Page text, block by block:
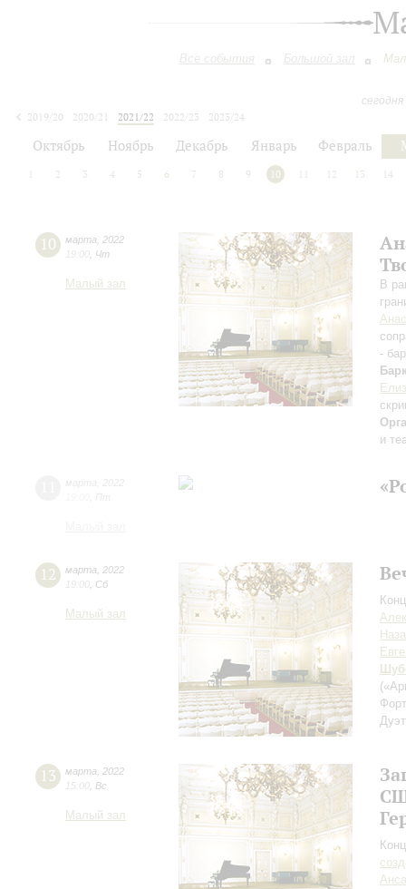
Все события Большой зал
2019/20
2020/21 2021/22 2022/23
2023/24
Октябрь Ноябрь Декабрь Январь Февраль
2 3 4 5 6 7 8 9 10 12 13 14
10 марта
2022
19:00 Чт
Малый зал
В
-
и
12 марта
2022
19:00 Сб
Малый зал
13 марта
2022
15:00 Вс
Малый зал